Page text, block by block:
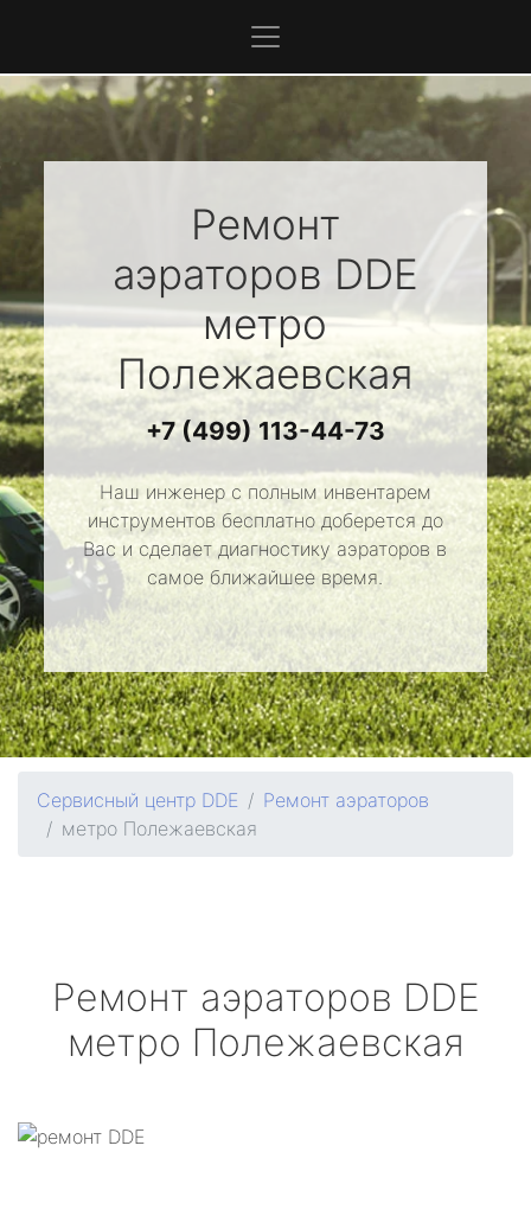
Ремонт
аэраторов DDE
метро
Полежаевская
+7 (499) 113-44-73
Наш инженер с полным инвентарем
инструментов бесплатно доберется до
Вас и сделает диагностику аэраторов в
самое ближайшее время.
Сервисный центр DDE
Ремонт аэраторов
метро Полежаевская
Ремонт аэраторов DDE
метро Полежаевская